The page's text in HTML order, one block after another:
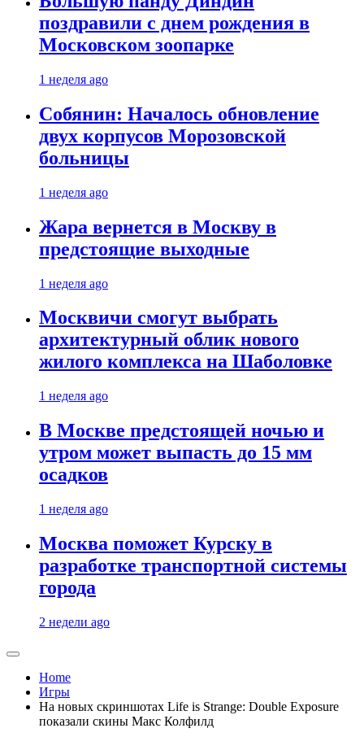
поздравили с днем рождения в
Московском зоопарке
1 неделя ago
Собянин: Началось обновление
двух корпусов Морозовской
больницы
1 неделя ago
Жара вернется в Москву в
предстоящие выходные
1 неделя ago
Москвичи смогут выбрать
архитектурный облик нового
жилого комплекса на Шаболовке
1 неделя ago
В Москве предстоящей ночью и
утром может выпасть до 15 мм
осадков
1 неделя ago
Москва поможет Курску в
разработке транспортной системы
города
2 недели ago
Home
Игры
На новых скриншотах Life is Strange: Double Exposure
показали скины Макс Колфилд